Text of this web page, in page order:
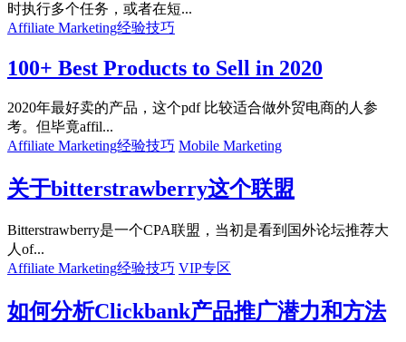
时执行多个任务，或者在短...
Affiliate Marketing经验技巧
100+ Best Products to Sell in 2020
2020年最好卖的产品，这个pdf 比较适合做外贸电商的人参
考。但毕竟affil...
Affiliate Marketing经验技巧 Mobile Marketing
关于bitterstrawberry这个联盟
Bitterstrawberry是一个CPA联盟，当初是看到国外论坛推荐大
人of...
Affiliate Marketing经验技巧 VIP专区
如何分析Clickbank产品推广潜力和方法